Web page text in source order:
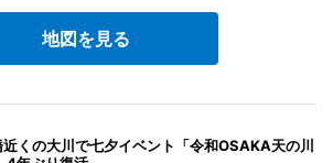
地図を見る
近くの大川で七夕イベント「令和OSAKA天の川